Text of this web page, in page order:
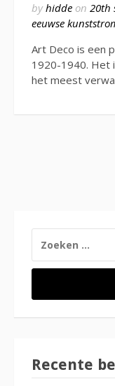
byhidde on 20th
eeuwse
Art Deco is een
1920-1940. Het
het meest
NAAR:
Recente